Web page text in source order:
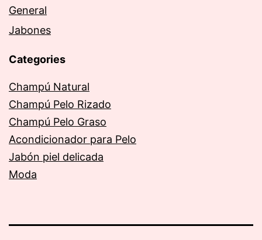
General
Jabones
Categories
Champú Natural
Champú Pelo Rizado
Champú Pelo Graso
Acondicionador para Pelo
Jabón piel delicada
Moda